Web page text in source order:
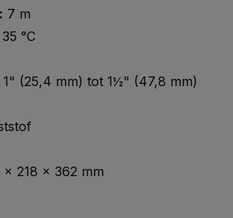
7 m
35 °C
1" (25,4 mm) tot 1½" (47,8 mm)
x 218 x 362 mm